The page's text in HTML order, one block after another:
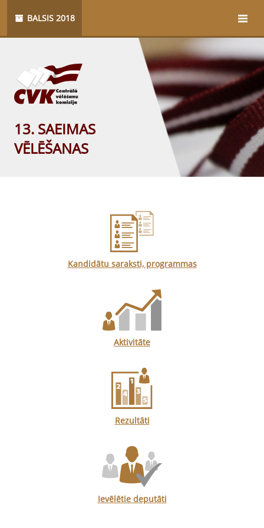
BALSIS 2018
13. SAEIMAS
VĒLĒŠANAS
Kandidātu saraksti, programmas
Aktivitāte
Rezultāti
Ievēlētie deputāti